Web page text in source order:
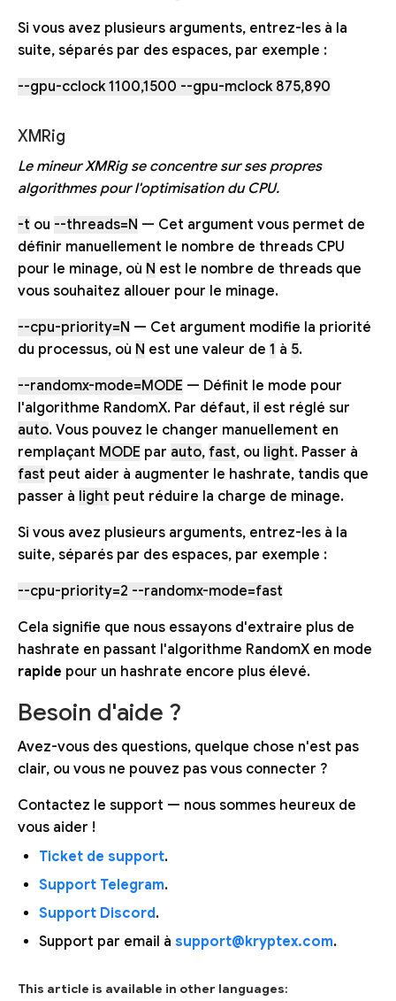
Si vous avez plusieurs arguments, entrez-les à la
suite, séparés par des espaces, par exemple :
--gpu-cclock 1100,1500 --gpu-mclock 875,890
XMRig
Le mineur XMRig se concentre sur ses propres
algorithmes pour l'optimisation du CPU.
-t ou --threads=N — Cet argument vous permet de
définir manuellement le nombre de threads CPU
pour le minage, où N est le nombre de threads que
vous souhaitez allouer pour le minage.
--cpu-priority=N — Cet argument modifie la priorité
du processus, où N est une valeur de 1 à 5.
--randomx-mode=MODE — Définit le mode pour
l'algorithme RandomX. Par défaut, il est réglé sur
auto. Vous pouvez le changer manuellement en
remplaçant MODE par auto, fast, ou light. Passer à
fast peut aider à augmenter le hashrate, tandis que
passer à light peut réduire la charge de minage.
Si vous avez plusieurs arguments, entrez-les à la
suite, séparés par des espaces, par exemple :
--cpu-priority=2 --randomx-mode=fast
Cela signifie que nous essayons d'extraire plus de
hashrate en passant l'algorithme RandomX en mode
rapide pour un hashrate encore plus élevé.
Besoin d'aide ?
Avez-vous des questions, quelque chose n'est pas
clair, ou vous ne pouvez pas vous connecter ?
Contactez le support — nous sommes heureux de
vous aider !
Ticket de support.
Support Telegram.
Support Discord.
Support par email à support@kryptex.com.
This article is available in other languages: